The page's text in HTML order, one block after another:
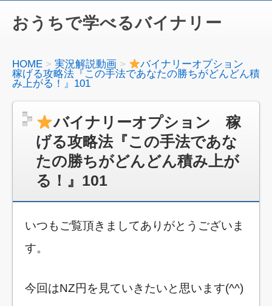
おうちで学べるバイナリー
HOME 実況解説動画
バイナリーオプション
稼げる攻略法『この手法であなたの勝ちがどんどん積
み上がる！』101
バイナリーオプション 稼
げる攻略法『この手法であな
たの勝ちがどんどん積み上が
る！』101
いつもご覧頂きましてありがとうございま
す。
今回はNZ円を見ていきたいと思います(^^)